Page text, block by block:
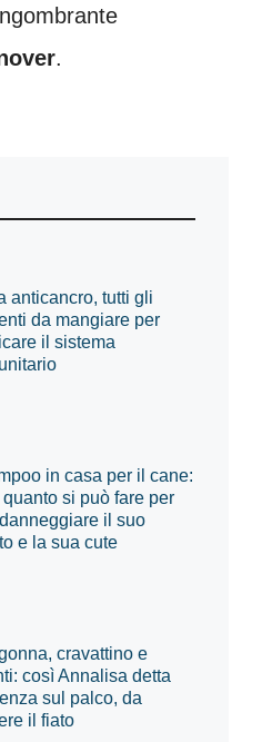
.
anticancro, tutti gli
da mangiare per
il sistema
in casa per il cane:
si può fare per
il suo
e la sua cute
cravattino e
così Annalisa detta
sul palco, da
il fiato